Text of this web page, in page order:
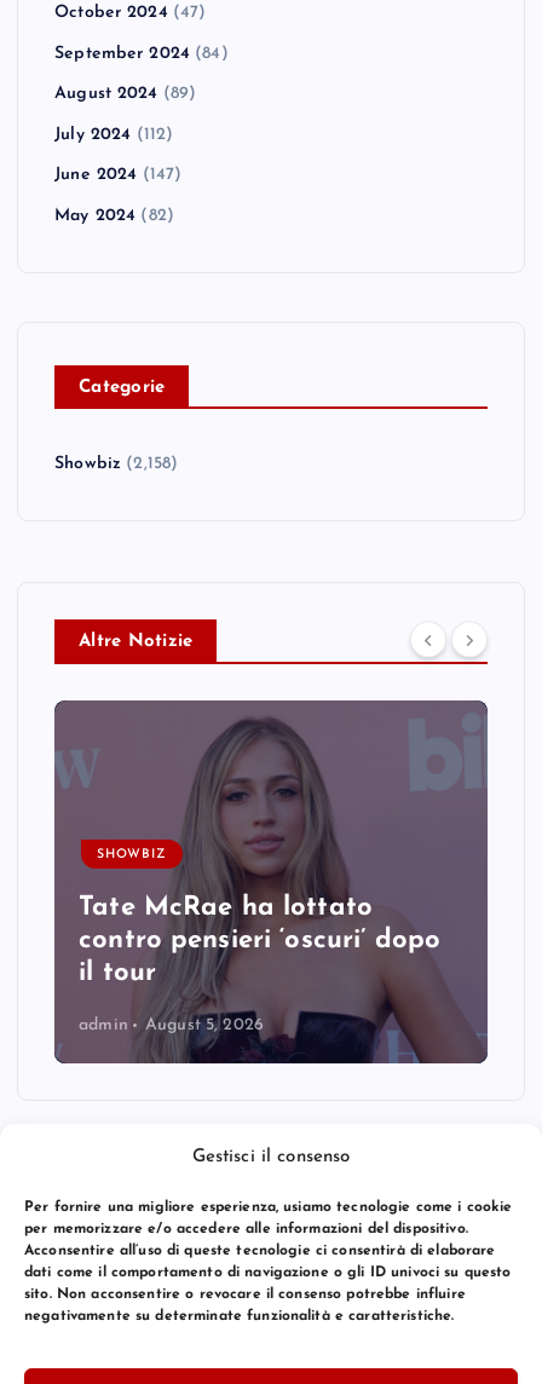
Gestisci il consenso
Per fornire una migliore esperienza, usiamo tecnologie come i cookie
per memorizzare e/o accedere alle informazioni del dispositivo.
Acconsentire all’uso di queste tecnologie ci consentirà di elaborare
dati come il comportamento di navigazione o gli ID univoci su questo
sito. Non acconsentire o revocare il consenso potrebbe influire
negativamente su determinate funzionalità e caratteristiche.
October 2024 (47)
September 2024 (84)
August 2024 (89)
July 2024 (112)
June 2024 (147)
May 2024 (82)
Categorie
Showbiz (2,158)
Altre Notizie
SHOWBIZ
Tate McRae ha lottato
contro pensieri ‘oscuri’ dopo
il tour
admin August 5, 2026